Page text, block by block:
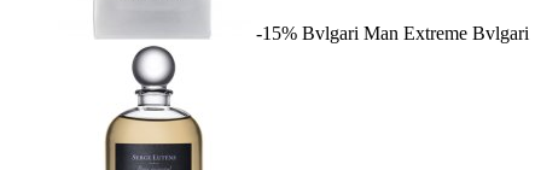
-15% Bvlgari Man Extreme Bvlgari